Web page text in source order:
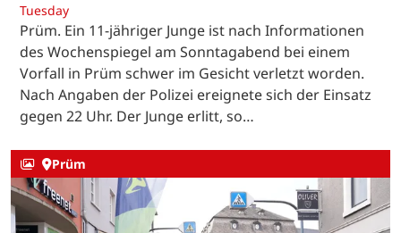
Tuesday
Prüm. Ein 11-jähriger Junge ist nach Informationen
des Wochenspiegel am Sonntagabend bei einem
Vorfall in Prüm schwer im Gesicht verletzt worden.
Nach Angaben der Polizei ereignete sich der Einsatz
gegen 22 Uhr. Der Junge erlitt, so…
Prüm